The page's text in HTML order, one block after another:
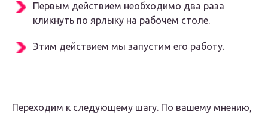
Первым действием необходимо два раза
кликнуть по ярлыку на рабочем столе.
Этим действием мы запустим его работу.
Переходим к следующему шагу. По вашему мнению,